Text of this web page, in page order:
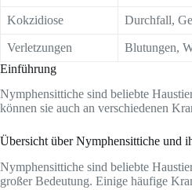
Kokzidiose Durchfall,
Verletzungen
Blutungen,
Einführung
Nymphensittiche sind beliebte
können sie auch an verschiedenen
Übersicht über Nymphensittiche und
Nymphensittiche sind beliebte
großer Bedeutung. Einige häufige